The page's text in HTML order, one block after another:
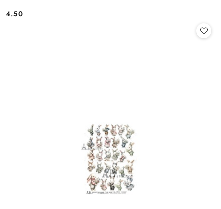
Cena:
4.50